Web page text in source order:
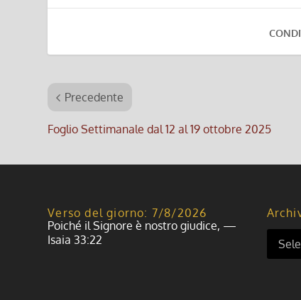
Precedente
Foglio Settimanale dal 12 al 19 ottobre 2025
Verso del giorno: 7/8/2026
Poiché il Signore è nostro giudice, —
Isaia 33:22